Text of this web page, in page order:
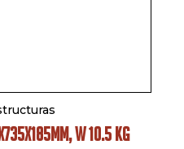
W 10.5 KG